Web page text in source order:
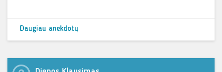
Daugiau anekdotų